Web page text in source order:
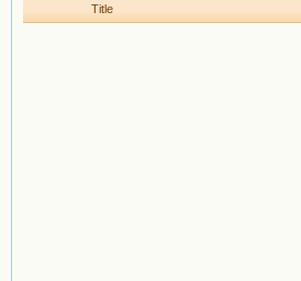
Title